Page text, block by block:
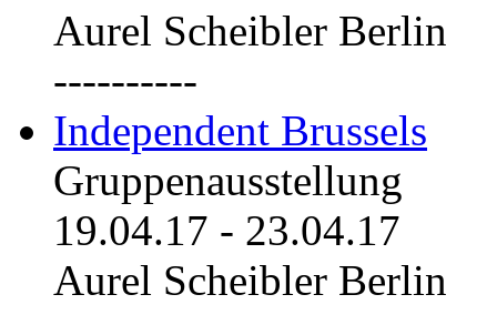
Aurel Scheibler Berlin
----------
Independent Brussels
Gruppenausstellung
19.04.17 - 23.04.17
Aurel Scheibler Berlin